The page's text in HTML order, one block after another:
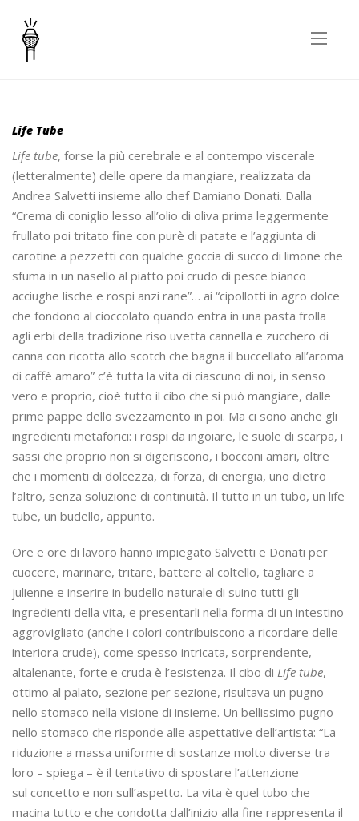
Life Tube 2013
Life Tube
Life tube, forse la più cerebrale e al contempo viscerale
(letteralmente) delle opere da mangiare, realizzata da
Andrea Salvetti insieme allo chef Damiano Donati. Dalla
“Crema di coniglio lesso all’olio di oliva prima leggermente
frullato poi tritato fine con purè di patate e l’aggiunta di
carotine a pezzetti con qualche goccia di succo di limone che
sfuma in un nasello al piatto poi crudo di pesce bianco
acciughe lische e rospi anzi rane”… ai “cipollotti in agro dolce
che fondono al cioccolato quando entra in una pasta frolla
agli erbi della tradizione riso uvetta cannella e zucchero di
canna con ricotta allo scotch che bagna il buccellato all’aroma
di caffè amaro” c’è tutta la vita di ciascuno di noi, in senso
vero e proprio, cioè tutto il cibo che si può mangiare, dalle
prime pappe dello svezzamento in poi. Ma ci sono anche gli
ingredienti metaforici: i rospi da ingoiare, le suole di scarpa, i
sassi che proprio non si digeriscono, i bocconi amari, oltre
che i momenti di dolcezza, di forza, di energia, uno dietro
l’altro, senza soluzione di continuità. Il tutto in un tubo, un life
tube, un budello, appunto.
Ore e ore di lavoro hanno impiegato Salvetti e Donati per
cuocere, marinare, tritare, battere al coltello, tagliare a
julienne e inserire in budello naturale di suino tutti gli
ingredienti della vita, e presentarli nella forma di un intestino
aggrovigliato (anche i colori contribuiscono a ricordare delle
interiora crude), come spesso intricata, sorprendente,
altalenante, forte e cruda è l’esistenza. Il cibo di Life tube,
ottimo al palato, sezione per sezione, risultava un pugno
nello stomaco nella visione di insieme. Un bellissimo pugno
nello stomaco che risponde alle aspettative dell’artista: “La
riduzione a massa uniforme di sostanze molto diverse tra
loro – spiega – è il tentativo di spostare l’attenzione
sul concetto e non sull’aspetto. La vita è quel tubo che
macina tutto e che condotta dall’inizio alla fine rappresenta il